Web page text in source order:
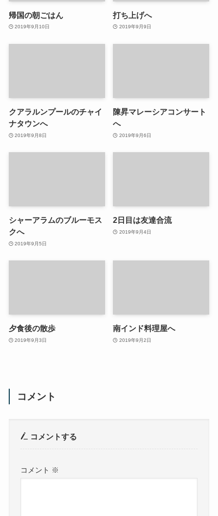
帰国の朝ごはん
2019年9月10日
打ち上げへ
2019年9月9日
クアラルンプールのチャイ
ナタウンへ
2019年9月8日
陳昇マレーシアコンサート
へ
2019年9月6日
シャーアラムのブルーモス
クへ
2019年9月5日
2日目は友達合流
2019年9月4日
夕食後の散歩
2019年9月3日
南インド料理屋へ
2019年9月2日
コメント
コメントする
コメント ※